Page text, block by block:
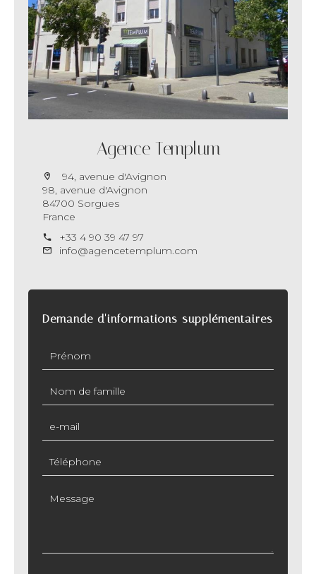
Agence Templum
94, avenue d'Avignon
98, avenue d'Avignon
84700 Sorgues
France
+33 4 90 39 47 97
info@agencetemplum.com
Demande d'informations supplémentaires